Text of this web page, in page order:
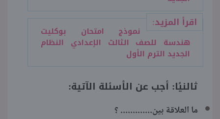
اقرأ المزيد:
نموذج امتحان بوكليت
هندسة للصف الثالث الإعدادي النظام
الجديد الترم الأول
ثالنيًا: أجب عن الأسئلة الآتية:
ما العلاقة بين............. ؟